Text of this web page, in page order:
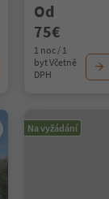
Od
75€
1 noc / 1
byt Včetně
DPH
Na vyžádání